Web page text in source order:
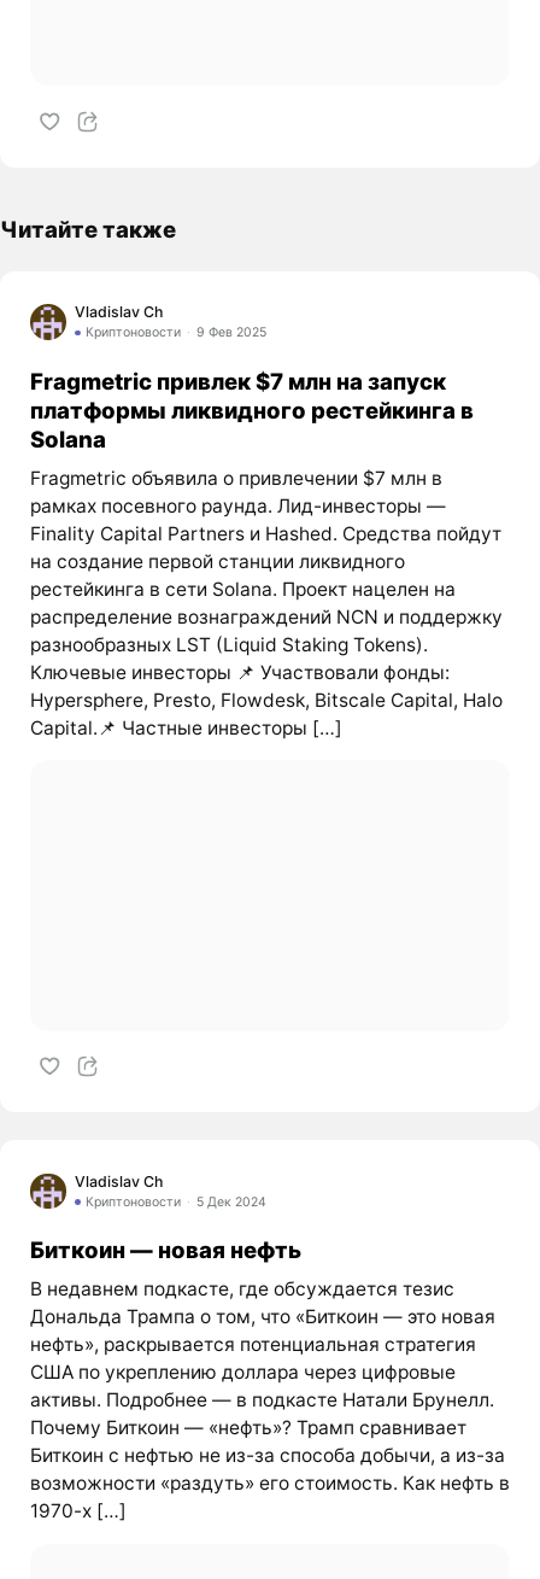
Читайте также
Vladislav Ch
Криптоновости 9 Фев 2025
Fragmetric привлек $7 млн на запуск
платформы ликвидного рестейкинга в
Solana
Fragmetric объявила о привлечении $7 млн в
рамках посевного раунда. Лид-инвесторы —
Finality Capital Partners и Hashed. Средства пойдут
на создание первой станции ликвидного
рестейкинга в сети Solana. Проект нацелен на
распределение вознаграждений NCN и поддержку
разнообразных LST (Liquid Staking Tokens).
Ключевые инвесторы 📌 Участвовали фонды:
Hypersphere, Presto, Flowdesk, Bitscale Capital, Halo
Capital.📌 Частные инвесторы […]
Vladislav Ch
Криптоновости 5 Дек 2024
Биткоин — новая нефть
В недавнем подкасте, где обсуждается тезис
Дональда Трампа о том, что «Биткоин — это новая
нефть», раскрывается потенциальная стратегия
США по укреплению доллара через цифровые
активы. Подробнее — в подкасте Натали Брунелл.
Почему Биткоин — «нефть»? Трамп сравнивает
Биткоин с нефтью не из-за способа добычи, а из-за
возможности «раздуть» его стоимость. Как нефть в
1970-х […]